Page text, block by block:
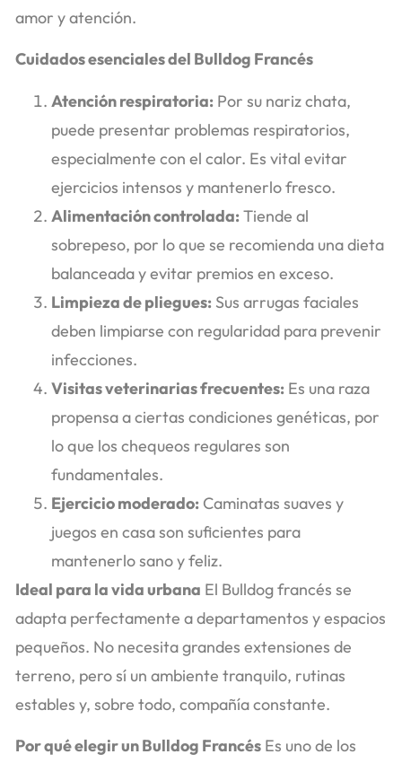
amor y atención.
Cuidados esenciales del Bulldog Francés
Atención respiratoria: Por su nariz chata,
puede presentar problemas respiratorios,
especialmente con el calor. Es vital evitar
ejercicios intensos y mantenerlo fresco.
Alimentación controlada:Tiende al
sobrepeso, por lo que se recomienda una dieta
balanceada y evitar premios en exceso.
Limpieza de pliegues: Sus arrugas faciales
deben limpiarse con regularidad para prevenir
infecciones.
Visitas veterinarias frecuentes: Es una raza
propensa a ciertas condiciones genéticas, por
lo que los chequeos regulares son
fundamentales.
Ejercicio moderado: Caminatas suaves y
juegos en casa son suficientes para
mantenerlo sano y feliz.
Ideal para la vida urbana El Bulldog francés se
adapta perfectamente a departamentos y espacios
pequeños. No necesita grandes extensiones de
terreno, pero sí un ambiente tranquilo, rutinas
estables y, sobre todo, compañía constante.
Por qué elegir un Bulldog Francés Es uno de los